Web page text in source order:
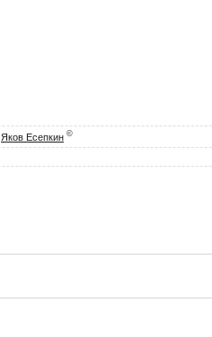
Яков Есепкин ©